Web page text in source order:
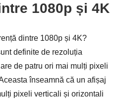
1080p și 4K
dintre 1080p și 4K?
definite de rezoluția
de patru ori mai mulți pixeli
înseamnă că un afișaj
pixeli verticali și orizontali